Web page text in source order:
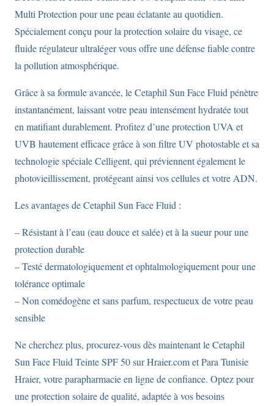
Multi Protection pour une peau éclatante au quotidien.
Spécialement conçu pour la protection solaire du visage, ce
fluide régulateur ultraléger vous offre une défense fiable contre
la pollution atmosphérique.
Grâce à sa formule avancée, le Cetaphil Sun Face Fluid pénètre
instantanément, laissant votre peau intensément hydratée tout
en matifiant durablement. Profitez d’une protection UVA et
UVB hautement efficace grâce à son filtre UV photostable et sa
technologie spéciale Celligent, qui préviennent également le
photovieillissement, protégeant ainsi vos cellules et votre ADN.
Les avantages de Cetaphil Sun Face Fluid :
– Résistant à l’eau (eau douce et salée) et à la sueur pour une
protection durable
– Testé dermatologiquement et ophtalmologiquement pour une
tolérance optimale
– Non comédogène et sans parfum, respectueux de votre peau
sensible
Ne cherchez plus, procurez-vous dès maintenant le Cetaphil
Sun Face Fluid Teinte SPF 50 sur Hraier.com et Para Tunisie
Hraier, votre parapharmacie en ligne de confiance. Optez pour
une protection solaire de qualité, adaptée à vos besoins